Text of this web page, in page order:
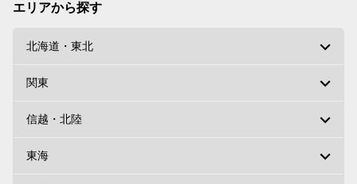
エリアから探す
北海道・東北
関東
信越・北陸
東海